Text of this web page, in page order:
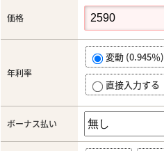
価格
年利率
変動 (0.945％)
直接入力する
ボーナス払い